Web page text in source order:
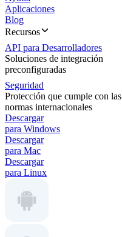
Aplicaciones
Blog
Recursos
API para Desarrolladores
Soluciones de integración
preconfiguradas
Seguridad
Protección que cumple con las
normas internacionales
Descargar
para Windows
Descargar
para Mac
Descargar
para Linux